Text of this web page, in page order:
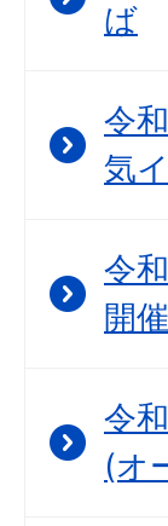
ば
令
気
令
開
令
(オ